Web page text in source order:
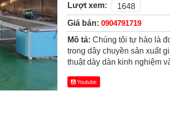
Lượt xem:
1648
Giá bán: 0904791719
Mô tả: Chúng tôi tự hào là
trong dây chuyền sản xuất
thuật dày dàn kinh nghiệm
Youtube